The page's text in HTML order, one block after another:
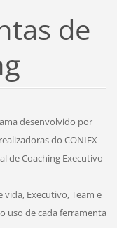
de
desenvolvido por
do CONIEX
de Coaching Executivo
Executivo, Team e
uso de cada ferramenta